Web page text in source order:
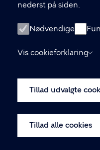
nederst på siden.
Nødvendige
Vis cookieforklaring
Tillad udvalgte
Tillad alle cookies
Facebook
Instagram
Linkedin
Cookiepolitik